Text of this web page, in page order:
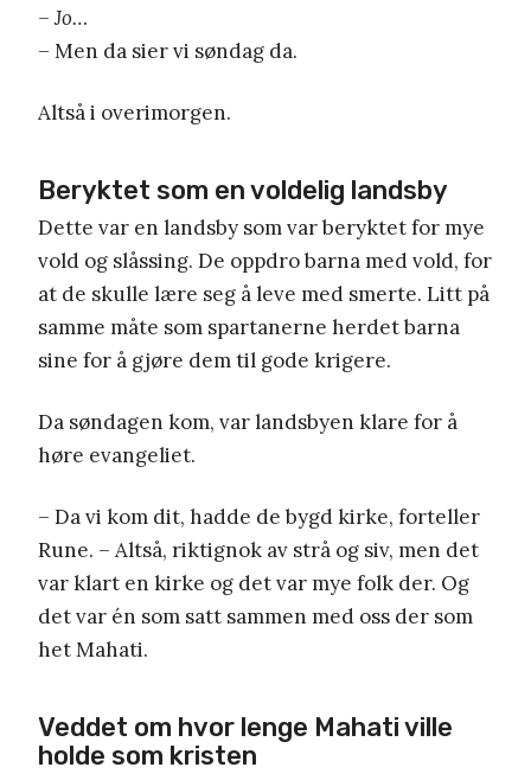
– Jo…
– Men da sier vi søndag da.
Altså i overimorgen.
Beryktet som en voldelig landsby
Dette var en landsby som var beryktet for mye
vold og slåssing. De oppdro barna med vold, for
at de skulle lære seg å leve med smerte. Litt på
samme måte som spartanerne herdet barna
sine for å gjøre dem til gode krigere.
Da søndagen kom, var landsbyen klare for å
høre evangeliet.
– Da vi kom dit, hadde de bygd kirke, forteller
Rune. – Altså, riktignok av strå og siv, men det
var klart en kirke og det var mye folk der. Og
det var én som satt sammen med oss der som
het Mahati.
Veddet om hvor lenge Mahati ville
holde som kristen